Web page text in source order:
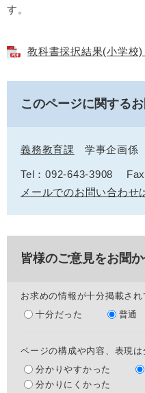
す。
教科書採択結果(小学校
このページに関する
義務教育課 学事企画係
Tel：092-643-3908
メールでのお問い合わせ
皆様のご意見をお聞か
お求めの情報が十分掲載され
十分だった
普通
ページの構成や内容、表現
分かりやすかった
分かりにくかった